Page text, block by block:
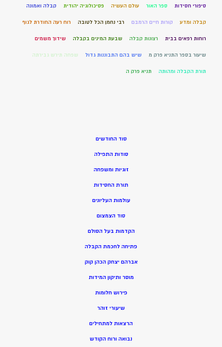
סיפורי חסידות ספר האור עולם העשיה פסיכולוגיה יהודית קבלה ואמונה
קבלה ומדע קורות חיים הרמבם רבי נחמן הכל לטובה רוח רעה החודרת לגוף
רוחות רפאים בבית רצונות קבלה שבעת המינים בקבלה שידוך משמים
שיעור בספר התניא פרק מ שיש בהם התבוננות גדול שפחה תירש גבירתה
תורת הקבלה ומהותה תניא פרק ה
סוד החודשים
סודות התפילה
זוגיות ומשפחה
תורת החסידות
עולמות העליונים
סוד הצמצום
הקדמות בעל הסולם
פתיחה לחכמת הקבלה
אברהם יצחק הכהן קוק
מוסר ותיקון המידות
פירוש חלומות
שיעורי זוהר
הרצאות למתחילים
נבואה ורוח הקודש